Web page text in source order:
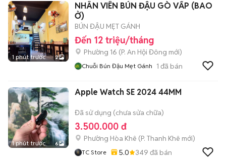
1 phút trước 2
NHÂN VIÊN BÚN ĐẬU GÒ VẤP (BAO
Ở)
BÚN ĐẬU MẸT GÁNH
Đến 12 triệu/tháng
Phường 16 (P. An Hội Đông mới)
Chuỗi Bún Đậu Mẹt Gánh 1 đã bán
1 phút trước 6
Apple Watch SE 2024 44MM
Đã sử dụng (chưa sửa chữa)
3.500.000 đ
Phường Hòa Khê (P. Thanh Khê mới)
TC Store 5.0 349 đã bán